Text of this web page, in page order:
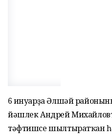
6 ғинуарҙа Әлшәй
йәшлек Андрей
тәфтишсе шылтыратҡан